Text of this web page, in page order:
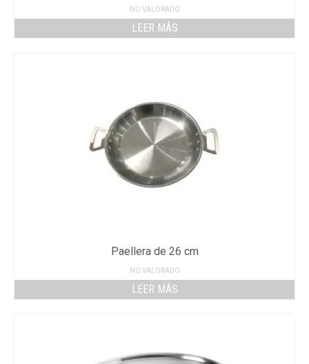
NO VALORADO
LEER MÁS
Paellera de 26 cm
NO VALORADO
LEER MÁS